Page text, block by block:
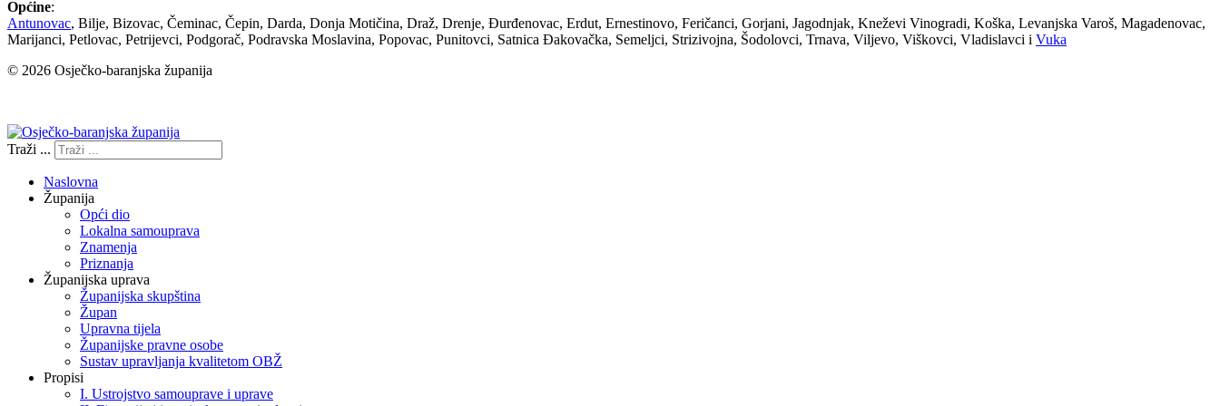
Općine:
Antunovac, Bilje, Bizovac, Čeminac, Čepin, Darda, Donja Motičina, Draž, Drenje, Đurđenovac, Erdut, Ernestinovo, Feričanci, Gorjani, Jagodnjak, Kneževi Vinogradi, Koška, Levanjska Varoš, Magadenovac,
Marijanci, Petlovac, Petrijevci, Podgorač, Podravska Moslavina, Popovac, Punitovci, Satnica Đakovačka, Semeljci, Strizivojna, Šodolovci, Trnava, Viljevo, Viškovci, Vladislavci i Vuka
© 2026 Osječko-baranjska županija
Traži ...
Naslovna
Županija
Opći dio
Lokalna samouprava
Znamenja
Priznanja
Županijska uprava
Županijska skupština
Župan
Upravna tijela
Županijske pravne osobe
Sustav upravljanja kvalitetom OBŽ
Propisi
I. Ustrojstvo samouprave i uprave